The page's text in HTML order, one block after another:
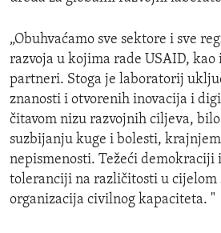
„Obuhvaćamo sve sektore i sve
razvoja u kojima rade USAID,
partneri. Stoga je laboratorij
znanosti i otvorenih inovacija i
čitavom nizu razvojnih ciljeva,
suzbijanju kuge i bolesti,
nepismenosti. Težeći demokraciji
toleranciji na različitosti u
organizacija civilnog kapaciteta. "